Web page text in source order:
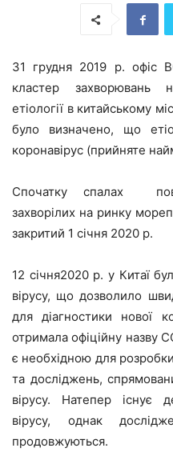
31 грудня 2019 р. офіс
кластер захворювань
етіології в китайському
було визначено, що
коронавірус (прийняте
Спочатку спалах
захворілих на ринку
закритий 1 січня 2020 р.
12 січня2020 р. у Китаї
вірусу, що дозволило
для діагностики нової
отримала офіційну назву
є необхідною для
та досліджень,
вірусу. Натепер існує
вірусу, однак
продовжуються.